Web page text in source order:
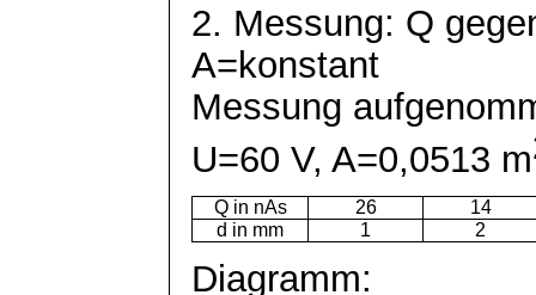
2. Messung: Q
A=konstant
Messung
U=60 V, A=0,0513 m
Q in nAs 26
14
d in mm
1 2
Diagramm: